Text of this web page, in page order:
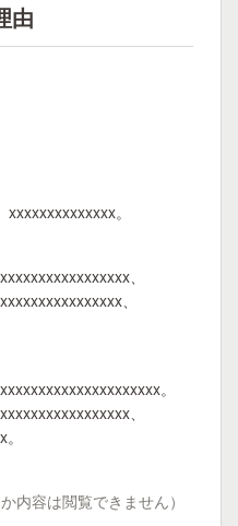
由
。
、
、
。
、
内容は閲覧できません）